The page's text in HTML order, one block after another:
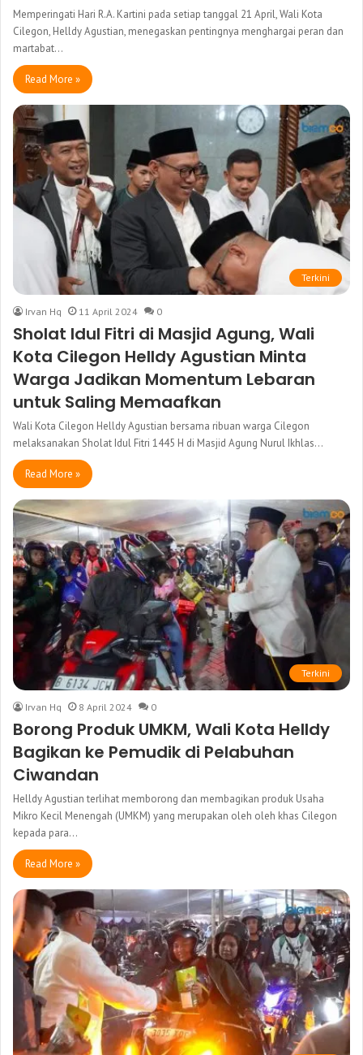
Memperingati Hari R.A. Kartini pada setiap tanggal 21 April, Wali Kota
Cilegon, Helldy Agustian, menegaskan pentingnya menghargai peran dan
martabat…
Read More »
Terkini
Irvan Hq 11 April 2024 0
Sholat Idul Fitri di Masjid Agung, Wali
Kota Cilegon Helldy Agustian Minta
Warga Jadikan Momentum Lebaran
untuk Saling Memaafkan
Wali Kota Cilegon Helldy Agustian bersama ribuan warga Cilegon
melaksanakan Sholat Idul Fitri 1445 H di Masjid Agung Nurul Ikhlas…
Read More »
Terkini
Irvan Hq 8 April 2024 0
Borong Produk UMKM, Wali Kota Helldy
Bagikan ke Pemudik di Pelabuhan
Ciwandan
Helldy Agustian terlihat memborong dan membagikan produk Usaha
Mikro Kecil Menengah (UMKM) yang merupakan oleh oleh khas Cilegon
kepada para…
Read More »